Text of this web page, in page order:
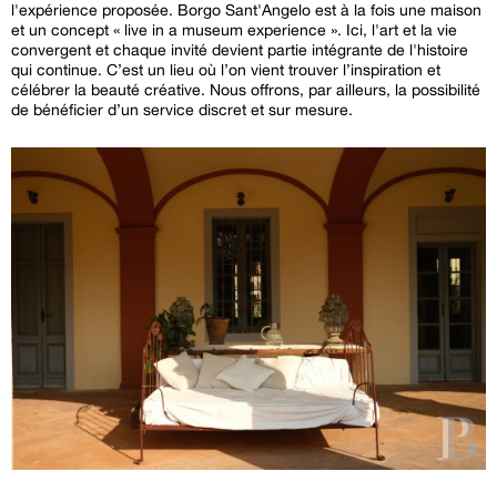
l'expérience proposée. Borgo Sant'Angelo est à la fois une maison
et un concept « live in a museum experience ». Ici, l'art et la vie
convergent et chaque invité devient partie intégrante de l'histoire
qui continue. C’est un lieu où l’on vient trouver l’inspiration et
célébrer la beauté créative. Nous offrons, par ailleurs, la possibilité
de bénéficier d’un service discret et sur mesure.